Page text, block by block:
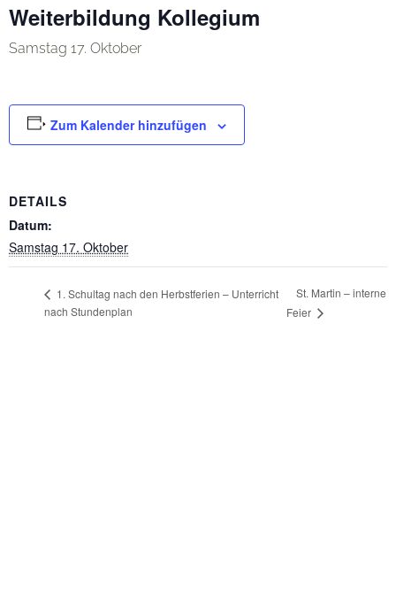
Weiterbildung Kollegium
Samstag 17. Oktober
Zum Kalender hinzufügen
DETAILS
Datum:
Samstag 17. Oktober
1. Schultag nach den Herbstferien – Unterricht
nach Stundenplan
St. Martin – interne
Feier